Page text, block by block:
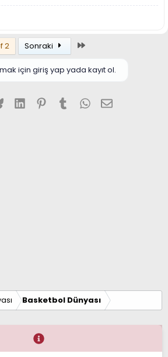
2 Sonraki
için giriş yap yada kayıt ol.
BlueskyLinkedInPinterest
TumblrWhatsApp
E-posta
Basketbol Dünyası